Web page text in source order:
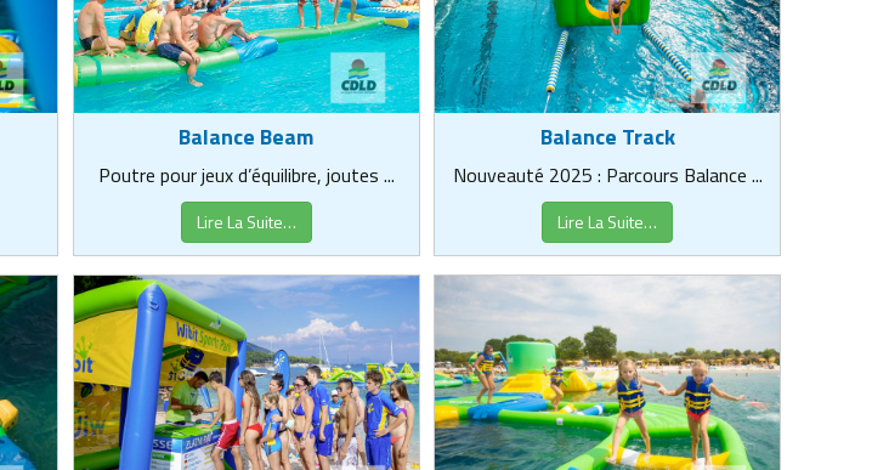
Balance Beam
Poutre pour jeux d’équilibre, joutes ...
Lire La Suite…
Balance Track
Nouveauté 2025 : Parcours Balance ...
Lire La Suite…